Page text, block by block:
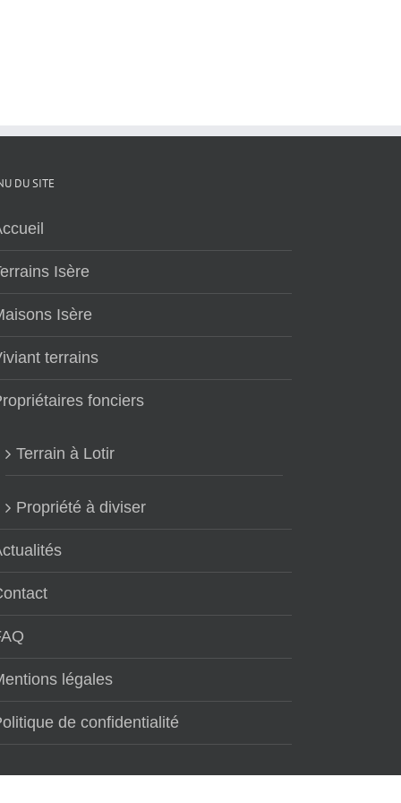
DU SITE
Isère
Isère
terrains
fonciers
Terrain à Lotir
Propriété à diviser
légales
de confidentialité